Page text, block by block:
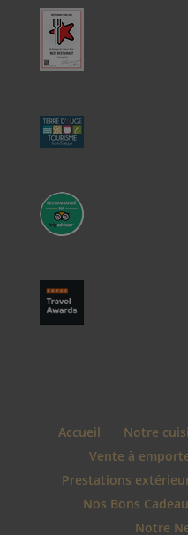
Accueil Notre
Vente à
Prestations
Nos Bons
Notre